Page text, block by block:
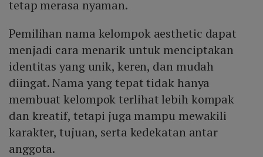
tetap merasa nyaman.
Pemilihan nama kelompok aesthetic dapat
menjadi cara menarik untuk menciptakan
identitas yang unik, keren, dan mudah
diingat. Nama yang tepat tidak hanya
membuat kelompok terlihat lebih kompak
dan kreatif, tetapi juga mampu mewakili
karakter, tujuan, serta kedekatan antar
anggota.